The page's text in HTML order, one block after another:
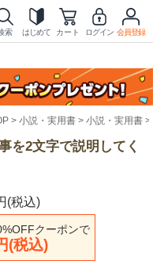
索 はじめて カート ログイン 会員登録
小説・実用書 小説・実用書
を2文字で説明してく
(税込)
クーポンで
(税込)